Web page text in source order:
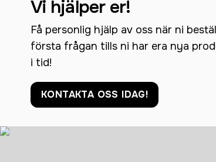
Vi hjälper er!
Få personlig hjälp av oss när ni
första frågan tills ni har era nya
i tid!
KONTAKTA OSS IDAG!